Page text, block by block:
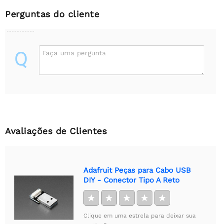
Perguntas do cliente
Q Faça uma pergunta
Avaliações de Clientes
Adafruit Peças para Cabo USB
DIY - Conector Tipo A Reto
★ ★ ★ ★ ★
Clique em uma estrela para deixar sua